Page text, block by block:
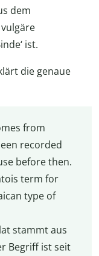
dem
ist.
die genaue
from
recorded
before then.
term for
type of
stammt aus
Begriff ist seit